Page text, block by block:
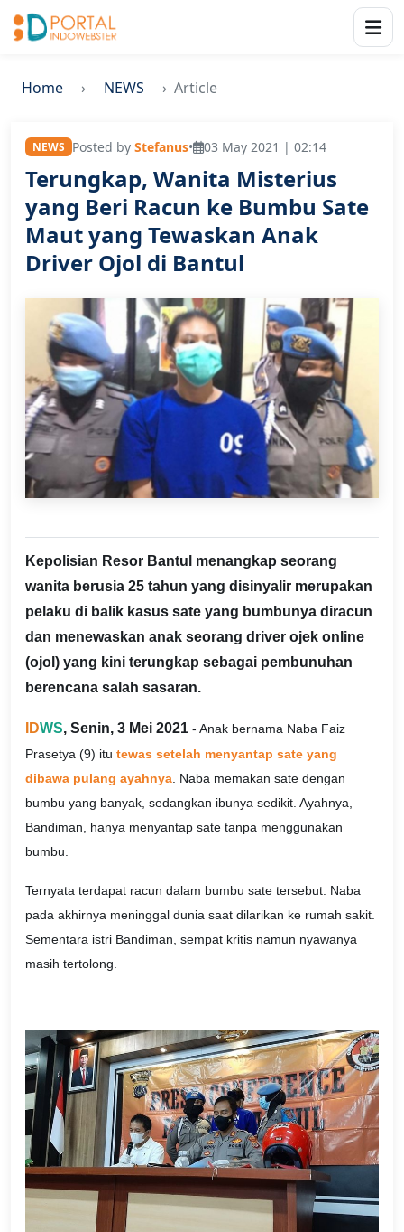
Home NEWS Article
NEWS Posted by Stefanus• 03 May 2021 | 02:14
Terungkap, Wanita Misterius
yang Beri Racun ke Bumbu Sate
Maut yang Tewaskan Anak
Driver Ojol di Bantul
Kepolisian Resor Bantul menangkap seorang
wanita berusia 25 tahun yang disinyalir merupakan
pelaku di balik kasus sate yang bumbunya diracun
dan menewaskan anak seorang driver ojek online
(ojol) yang kini terungkap sebagai pembunuhan
berencana salah sasaran.
IDWS, Senin, 3 Mei 2021 - Anak bernama Naba Faiz
Prasetya (9) itu tewas setelah menyantap sate yang
dibawa pulang ayahnya . Naba memakan sate dengan
bumbu yang banyak, sedangkan ibunya sedikit. Ayahnya,
Bandiman, hanya menyantap sate tanpa menggunakan
bumbu.
Ternyata terdapat racun dalam bumbu sate tersebut. Naba
pada akhirnya meninggal dunia saat dilarikan ke rumah sakit.
Sementara istri Bandiman, sempat kritis namun nyawanya
masih tertolong.